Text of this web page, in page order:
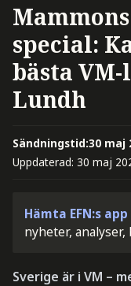
special:
bästa
Lundh
Sändningstid:30 maj
Uppdaterad: 30 maj
Hämta EFN:s
nyheter,
Sverige är i VM –